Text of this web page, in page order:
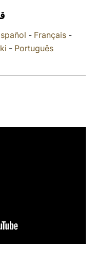
- Français-
- Português